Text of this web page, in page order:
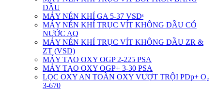
DẦU
MÁY NÉN KHÍ GA 5-37 VSDˢ
MÁY NÉN KHÍ TRỤC VÍT KHÔNG DẦU CÓ
NƯỚC AQ
MÁY NÉN KHÍ TRỤC VÍT KHÔNG DẦU ZR &
ZT (VSD)
MÁY TẠO OXY OGP 2-225 PSA
MÁY TẠO OXY OGP+ 3-30 PSA
LỌC OXY AN TOÀN OXY VƯỢT TRỘI PDp+ O₂
3-670